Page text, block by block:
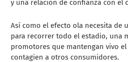
y una relación de confianza con el
Así como el efecto ola necesita de
para recorrer todo el estadio, una
promotores que mantengan vivo
contagien a otros consumidores.